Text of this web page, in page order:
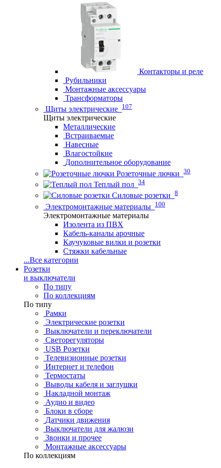
Контакторы и реле
Рубильники
Монтажные аксессуары
Трансформаторы
Щиты электрические 107
Щиты электрические
Металлические
Встраиваемые
Навесные
Влагостойкие
Дополнительное оборудование
Розеточные лючки 30
Теплый пол 34
Силовые розетки 8
Электромонтажные материалы 100
Электромонтажные материалы
Изолента из ПВХ
Кабель-каналы арочные
Каучуковые вилки и розетки
Стяжки кабельные
...Все категории
Розетки
и выключатели
По типу
По коллекциям
По типу
Рамки
Электрические розетки
Выключатели и переключатели
Светорегуляторы
USB Розетки
Телевизионные розетки
Интернет и телефон
Термостаты
Выводы кабеля и заглушки
Накладной монтаж
Аудио и видео
Блоки в сборе
Датчики движения
Выключатели для жалюзи
Звонки и прочее
Монтажные аксессуары
По коллекциям